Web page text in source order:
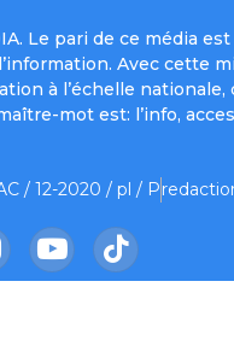
Le pari de ce média
Avec cette
à l’échelle
mot est: l’info,
/ 12-2020 / pl / P
YouTubeTikTok